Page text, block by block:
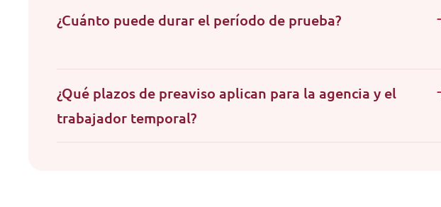
¿Cuánto puede durar el período de prueba?
¿Qué plazos de preaviso aplican para la agencia y el
trabajador temporal?